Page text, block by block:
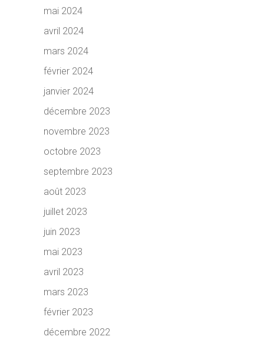
mai 2024
avril 2024
mars 2024
février 2024
janvier 2024
décembre 2023
novembre 2023
octobre 2023
septembre 2023
août 2023
juillet 2023
juin 2023
mai 2023
avril 2023
mars 2023
février 2023
décembre 2022